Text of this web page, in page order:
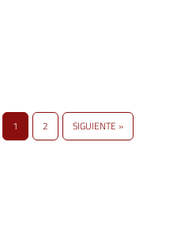
1 2 SIGUIENTE »